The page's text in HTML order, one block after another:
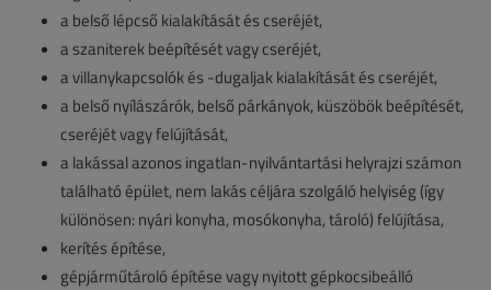
a belső lépcső kialakítását és cseréjét,
a szaniterek beépítését vagy cseréjét,
a villanykapcsolók és -dugaljak kialakítását és cseréjét,
a belső nyílászárók, belső párkányok, küszöbök beépítését,
cseréjét vagy felújítását,
a lakással azonos ingatlan-nyilvántartási helyrajzi számon
található épület, nem lakás céljára szolgáló helyiség (így
különösen: nyári konyha, mosókonyha, tároló) felújítása,
kerítés építése,
gépjárműtároló építése vagy nyitott gépkocsibeálló